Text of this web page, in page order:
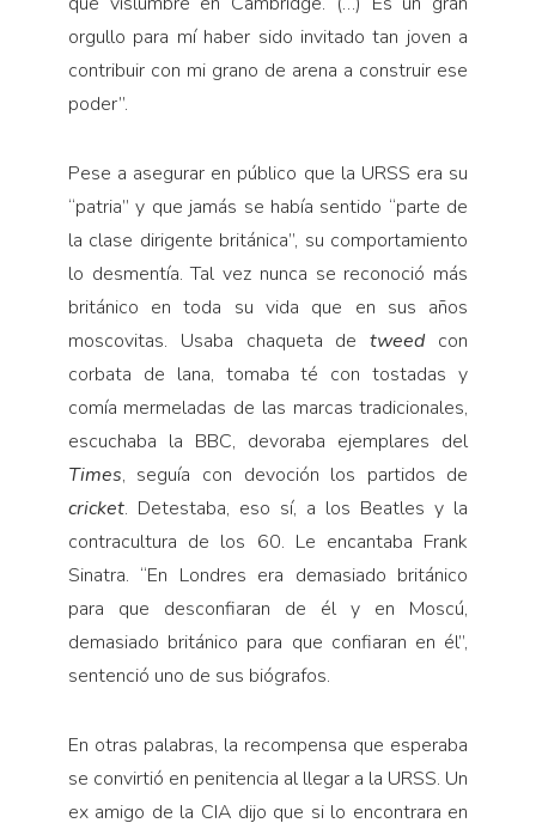
orgullo para mí haber sido invitado tan joven a
contribuir con mi grano de arena a construir ese
poder”.
Pese a asegurar en público que la URSS era su
“patria” y que jamás se había sentido “parte de
la clase dirigente británica”, su comportamiento
lo desmentía. Tal vez nunca se reconoció más
británico en toda su vida que en sus años
moscovitas. Usaba chaqueta detweed con
corbata de lana, tomaba té con tostadas y
comía mermeladas de las marcas tradicionales,
escuchaba la BBC, devoraba ejemplares del
Times, seguía con devoción los partidos de
cricket. Detestaba, eso sí, a los Beatles y la
contracultura de los 60. Le encantaba Frank
Sinatra. “En Londres era demasiado británico
para que desconfiaran de él y en Moscú,
demasiado británico para que confiaran en él”,
sentenció uno de sus biógrafos.
En otras palabras, la recompensa que esperaba
se convirtió en penitencia al llegar a la URSS. Un
ex amigo de la CIA dijo que si lo encontrara en